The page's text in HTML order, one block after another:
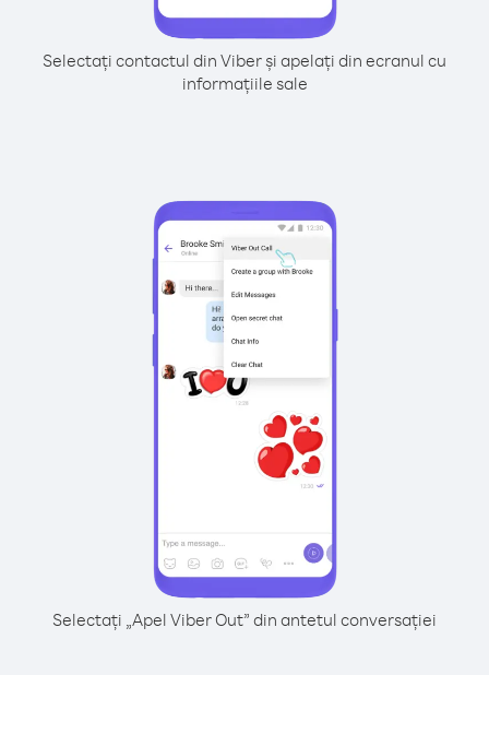
Selectați contactul din Viber și apelați din ecranul cu
informațiile sale
Selectați „Apel Viber Out” din antetul conversației